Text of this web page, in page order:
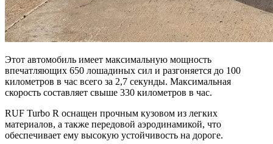
Этот автомобиль имеет максимальную мощность
впечатляющих 650 лошадиных сил и разгоняется до 100
километров в час всего за 2,7 секунды. Максимальная
скорость составляет свыше 330 километров в час.
RUF Turbo R оснащен прочным кузовом из легких
материалов, а также передовой аэродинамикой, что
обеспечивает ему высокую устойчивость на дороге.